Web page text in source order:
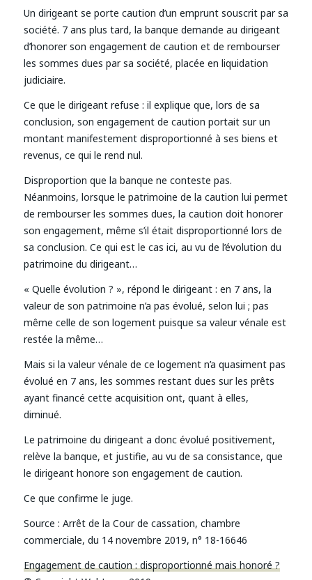
Un dirigeant se porte caution d’un emprunt souscrit par sa
société. 7 ans plus tard, la banque demande au dirigeant
d’honorer son engagement de caution et de rembourser
les sommes dues par sa société, placée en liquidation
judiciaire.
Ce que le dirigeant refuse : il explique que, lors de sa
conclusion, son engagement de caution portait sur un
montant manifestement disproportionné à ses biens et
revenus, ce qui le rend nul.
Disproportion que la banque ne conteste pas.
Néanmoins, lorsque le patrimoine de la caution lui permet
de rembourser les sommes dues, la caution doit honorer
son engagement, même s’il était disproportionné lors de
sa conclusion. Ce qui est le cas ici, au vu de l’évolution du
patrimoine du dirigeant…
« Quelle évolution ? », répond le dirigeant : en 7 ans, la
valeur de son patrimoine n’a pas évolué, selon lui ; pas
même celle de son logement puisque sa valeur vénale est
restée la même…
Mais si la valeur vénale de ce logement n’a quasiment pas
évolué en 7 ans, les sommes restant dues sur les prêts
ayant financé cette acquisition ont, quant à elles,
diminué.
Le patrimoine du dirigeant a donc évolué positivement,
relève la banque, et justifie, au vu de sa consistance, que
le dirigeant honore son engagement de caution.
Ce que confirme le juge.
Source : Arrêt de la Cour de cassation, chambre
commerciale, du 14 novembre 2019, n° 18-16646
Engagement de caution : disproportionné mais honoré ?